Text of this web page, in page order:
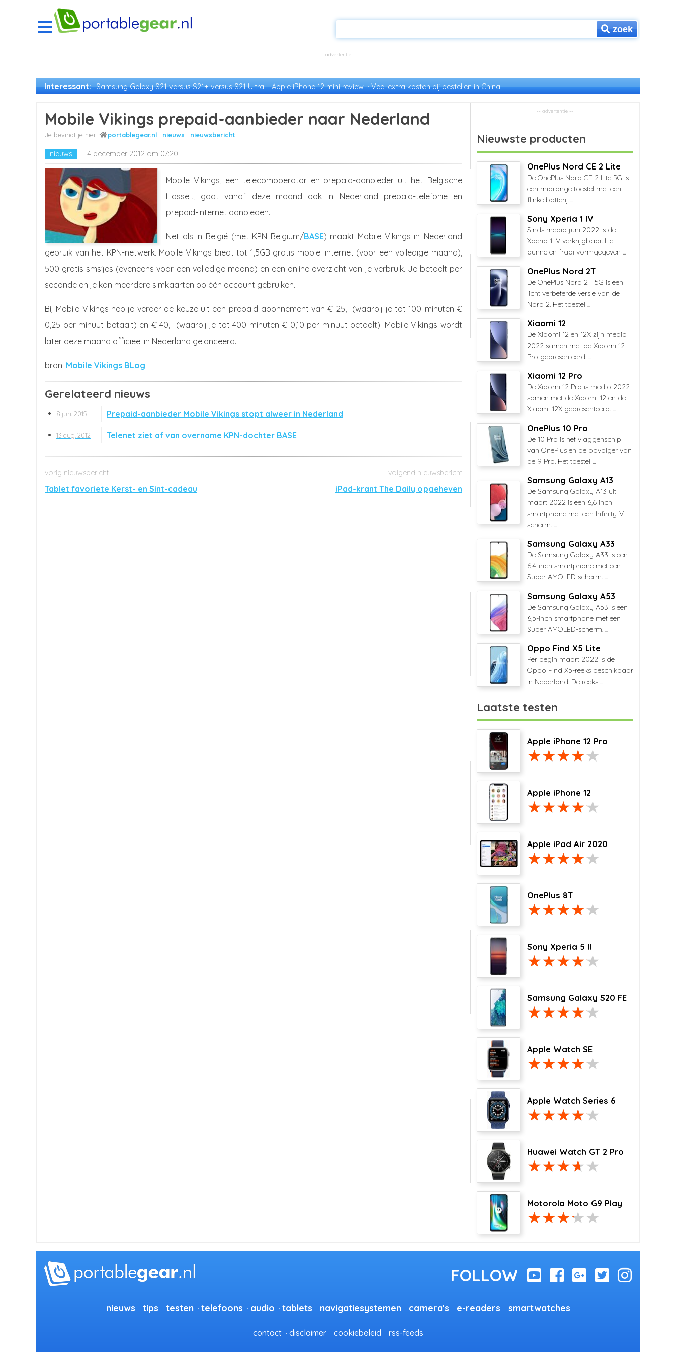
zoek
Interessant: Samsung Galaxy S21 versus S21+ versus S21 Ultra Apple iPhone 12 mini review Veel extra kosten bij bestellen in China
Mobile Vikings prepaid-aanbieder naar Nederland
portablegear.nl nieuws nieuwsbericht
nieuws 4 december 2012 om 07:20
Mobile Vikings, een telecomoperator en prepaid-aanbieder uit het Belgische
Hasselt, gaat vanaf deze maand ook in Nederland prepaid-telefonie en
prepaid-internet aanbieden.
Net als in België (met KPN Belgium/BASE) maakt Mobile Vikings in Nederland
gebruik van het KPN-netwerk. Mobile Vikings biedt tot 1,5GB gratis mobiel internet (voor een volledige maand),
500 gratis sms'jes (eveneens voor een volledige maand) en een online overzicht van je verbruik. Je betaalt per
seconde en je kan meerdere simkaarten op één account gebruiken.
Bij Mobile Vikings heb je verder de keuze uit een prepaid-abonnement van € 25,- (waarbij je tot 100 minuten €
0,25 per minuut betaalt) en € 40,- (waarbij je tot 400 minuten € 0,10 per minuut betaalt). Mobile Vikings wordt
later deze maand officieel in Nederland gelanceerd.
Mobile Vikings BLog
Gerelateerd nieuws
8 jun. 2015 Prepaid-aanbieder Mobile Vikings stopt alweer in Nederland
13 aug. 2012 Telenet ziet af van overname KPN-dochter BASE
Tablet favoriete Kerst- en Sint-cadeau iPad-krant The Daily opgeheven
Nieuwste producten
OnePlus Nord CE 2 Lite
De OnePlus Nord CE 2 Lite 5G is
een midrange toestel met een
flinke batterij ...
Sony Xperia 1 IV
Sinds medio juni 2022 is de
Xperia 1 IV verkrijgbaar. Het
dunne en fraai vormgegeven ...
OnePlus Nord 2T
De OnePlus Nord 2T 5G is een
licht verbeterde versie van de
Nord 2. Het toestel ...
Xiaomi 12
De Xiaomi 12 en 12X zijn medio
2022 samen met de Xiaomi 12
Pro gepresenteerd. ...
Xiaomi 12 Pro
De Xiaomi 12 Pro is medio 2022
samen met de Xiaomi 12 en de
Xiaomi 12X gepresenteerd. ...
OnePlus 10 Pro
De 10 Pro is het vlaggenschip
van OnePlus en de opvolger van
de 9 Pro. Het toestel ...
Samsung Galaxy A13
De Samsung Galaxy A13 uit
maart 2022 is een 6,6 inch
smartphone met een Infinity-V-
scherm. ...
Samsung Galaxy A33
De Samsung Galaxy A33 is een
6,4-inch smartphone met een
Super AMOLED scherm. ...
Samsung Galaxy A53
De Samsung Galaxy A53 is een
6,5-inch smartphone met een
Super AMOLED-scherm. ...
Oppo Find X5 Lite
Per begin maart 2022 is de
Oppo Find X5-reeks beschikbaar
in Nederland. De reeks ...
Laatste testen
Apple iPhone 12 Pro
Apple iPhone 12
Apple iPad Air 2020
OnePlus 8T
Sony Xperia 5 II
Samsung Galaxy S20 FE
Apple Watch SE
Apple Watch Series 6
Huawei Watch GT 2 Pro
Motorola Moto G9 Play
nieuws tips testen telefoons audio tablets navigatiesystemen camera's e-readers smartwatches
contact disclaimer cookiebeleid rss-feeds